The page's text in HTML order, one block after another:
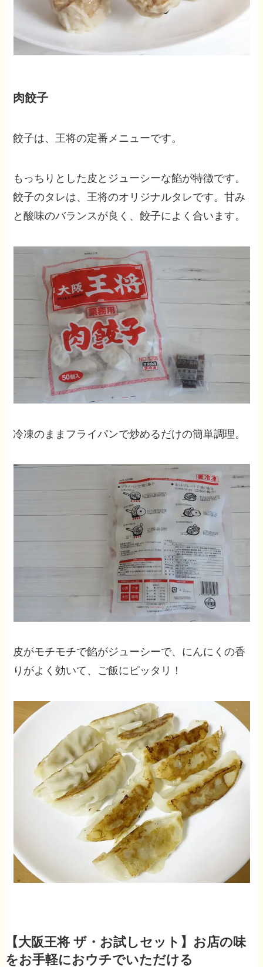
肉餃子
餃子は、王将の定番メニューです。
もっちりとした皮とジューシーな餡が特徴です。
餃子のタレは、王将のオリジナルタレです。甘み
と酸味のバランスが良く、餃子によく合います。
冷凍のままフライパンで炒めるだけの簡単調理。
皮がモチモチで餡がジューシーで、にんにくの香
りがよく効いて、ご飯にピッタリ！
【大阪王将 ザ・お試しセット】お店の味
をお手軽におウチでいただける